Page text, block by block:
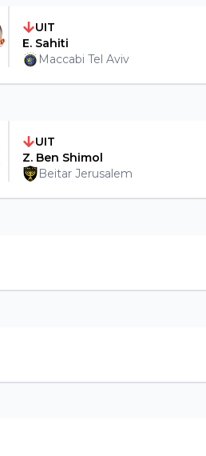
UIT
Z. Ben Shimol
Beitar Jerusalem
UIT
E. Sahiti
Maccabi Tel Aviv